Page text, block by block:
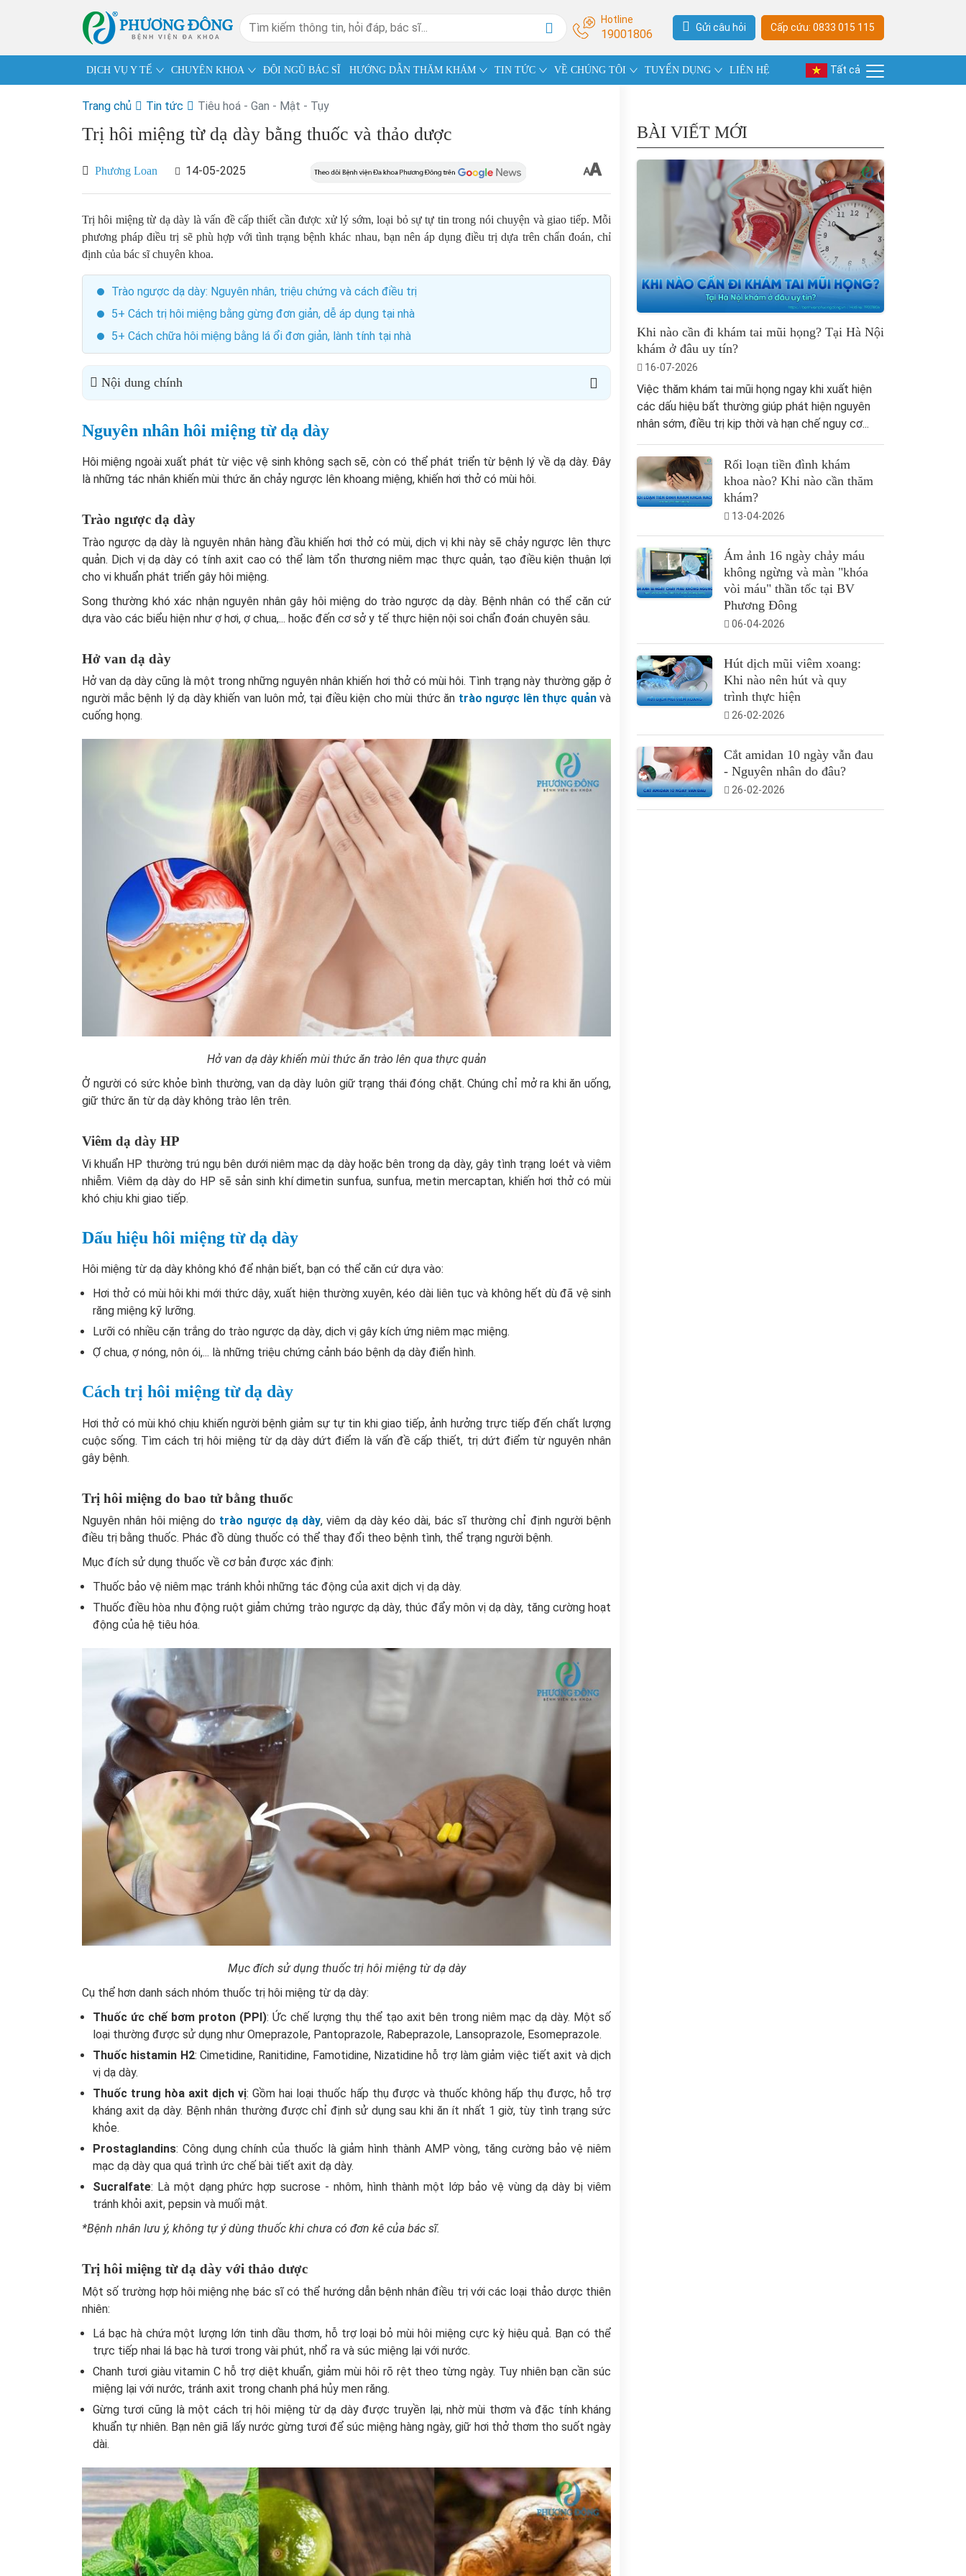
Hotline
19001806 Gửi câu hỏi Cấp cứu: 0833 015 115
DỊCH VỤ Y TẾ CHUYÊN KHOA ĐỘI NGŨ BÁC SĨ HƯỚNG DẪN THĂM KHÁM TIN TỨC VỀ CHÚNG TÔI TUYỂN DỤNG LIÊN HỆ Tất cả
Trang chủ Tin tức Tiêu hoá - Gan - Mật - Tụy
Trị hôi miệng từ dạ dày bằng thuốc và thảo dược
Phương Loan 14-05-2025
Trị hôi miệng từ dạ dày là vấn đề cấp thiết cần được xử lý sớm, loại bỏ sự tự tin trong nói chuyện và giao tiếp. Mỗi
phương pháp điều trị sẽ phù hợp với tình trạng bệnh khác nhau, bạn nên áp dụng điều trị dựa trên chẩn đoán, chỉ
định của bác sĩ chuyên khoa.
Trào ngược dạ dày: Nguyên nhân, triệu chứng và cách điều trị
5+ Cách trị hôi miệng bằng gừng đơn giản, dễ áp dụng tại nhà
5+ Cách chữa hôi miệng bằng lá ổi đơn giản, lành tính tại nhà
Nội dung chính
Nguyên nhân hôi miệng từ dạ dày
Hôi miệng ngoài xuất phát từ việc vệ sinh không sạch sẽ, còn có thể phát triển từ bệnh lý về dạ dày. Đây
là những tác nhân khiến mùi thức ăn chảy ngược lên khoang miệng, khiến hơi thở có mùi hôi.
Trào ngược dạ dày
Trào ngược dạ dày là nguyên nhân hàng đầu khiến hơi thở có mùi, dịch vị khi này sẽ chảy ngược lên thực
quản. Dịch vị dạ dày có tính axit cao có thể làm tổn thương niêm mạc thực quản, tạo điều kiện thuận lợi
cho vi khuẩn phát triển gây hôi miệng.
Song thường khó xác nhận nguyên nhân gây hôi miệng do trào ngược dạ dày. Bệnh nhân có thể căn cứ
dựa vào các biểu hiện như ợ hơi, ợ chua,... hoặc đến cơ sở y tế thực hiện nội soi chẩn đoán chuyên sâu.
Hở van dạ dày
Hở van dạ dày cũng là một trong những nguyên nhân khiến hơi thở có mùi hôi. Tình trạng này thường gặp ở
người mắc bệnh lý dạ dày khiến van luôn mở, tại điều kiện cho mùi thức ăn trào ngược lên thực quảnvà
cuống họng.
Hở van dạ dày khiến mùi thức ăn trào lên qua thực quản
Ở người có sức khỏe bình thường, van dạ dày luôn giữ trạng thái đóng chặt. Chúng chỉ mở ra khi ăn uống,
giữ thức ăn từ dạ dày không trào lên trên.
Viêm dạ dày HP
Vi khuẩn HP thường trú ngụ bên dưới niêm mạc dạ dày hoặc bên trong dạ dày, gây tình trạng loét và viêm
nhiễm. Viêm dạ dày do HP sẽ sản sinh khí dimetin sunfua, sunfua, metin mercaptan, khiến hơi thở có mùi
khó chịu khi giao tiếp.
Dấu hiệu hôi miệng từ dạ dày
Hôi miệng từ dạ dày không khó để nhận biết, bạn có thể căn cứ dựa vào:
Hơi thở có mùi hôi khi mới thức dậy, xuất hiện thường xuyên, kéo dài liên tục và không hết dù đã vệ sinh
răng miệng kỹ lưỡng.
Lưỡi có nhiều cặn trắng do trào ngược dạ dày, dịch vị gây kích ứng niêm mạc miệng.
Ợ chua, ợ nóng, nôn ói,... là những triệu chứng cảnh báo bệnh dạ dày điển hình.
Cách trị hôi miệng từ dạ dày
Hơi thở có mùi khó chịu khiến người bệnh giảm sự tự tin khi giao tiếp, ảnh hưởng trực tiếp đến chất lượng
cuộc sống. Tìm cách trị hôi miệng từ dạ dày dứt điểm là vấn đề cấp thiết, trị dứt điểm từ nguyên nhân
gây bệnh.
Trị hôi miệng do bao tử bằng thuốc
Nguyên nhân hôi miệng do trào ngược dạ dày, viêm dạ dày kéo dài, bác sĩ thường chỉ định người bệnh
điều trị bằng thuốc. Phác đồ dùng thuốc có thể thay đổi theo bệnh tình, thể trạng người bệnh.
Mục đích sử dụng thuốc về cơ bản được xác định:
Thuốc bảo vệ niêm mạc tránh khỏi những tác động của axit dịch vị dạ dày.
Thuốc điều hòa nhu động ruột giảm chứng trào ngược dạ dày, thúc đẩy môn vị dạ dày, tăng cường hoạt
động của hệ tiêu hóa.
Mục đích sử dụng thuốc trị hôi miệng từ dạ dày
Cụ thể hơn danh sách nhóm thuốc trị hôi miệng từ dạ dày:
Thuốc ức chế bơm proton (PPI): Ức chế lượng thụ thể tạo axit bên trong niêm mạc dạ dày. Một số
loại thường được sử dụng như Omeprazole, Pantoprazole, Rabeprazole, Lansoprazole, Esomeprazole.
Thuốc histamin H2: Cimetidine, Ranitidine, Famotidine, Nizatidine hỗ trợ làm giảm việc tiết axit và dịch
vị dạ dày.
Thuốc trung hòa axit dịch vị: Gồm hai loại thuốc hấp thụ được và thuốc không hấp thụ được, hỗ trợ
kháng axit dạ dày. Bệnh nhân thường được chỉ định sử dụng sau khi ăn ít nhất 1 giờ, tùy tình trạng sức
khỏe.
Prostaglandins: Công dụng chính của thuốc là giảm hình thành AMP vòng, tăng cường bảo vệ niêm
mạc dạ dày qua quá trình ức chế bài tiết axit dạ dày.
Sucralfate: Là một dạng phức hợp sucrose - nhôm, hình thành một lớp bảo vệ vùng dạ dày bị viêm
tránh khỏi axit, pepsin và muối mật.
*Bệnh nhân lưu ý, không tự ý dùng thuốc khi chưa có đơn kê của bác sĩ.
Trị hôi miệng từ dạ dày với thảo dược
Một số trường hợp hôi miệng nhẹ bác sĩ có thể hướng dẫn bệnh nhân điều trị với các loại thảo dược thiên
nhiên:
Lá bạc hà chứa một lượng lớn tinh dầu thơm, hỗ trợ loại bỏ mùi hôi miệng cực kỳ hiệu quả. Bạn có thể
trực tiếp nhai lá bạc hà tươi trong vài phút, nhổ ra và súc miệng lại với nước.
Chanh tươi giàu vitamin C hỗ trợ diệt khuẩn, giảm mùi hôi rõ rệt theo từng ngày. Tuy nhiên bạn cần súc
miệng lại với nước, tránh axit trong chanh phá hủy men răng.
Gừng tươi cũng là một cách trị hôi miệng từ dạ dày được truyền lại, nhờ mùi thơm và đặc tính kháng
khuẩn tự nhiên. Bạn nên giã lấy nước gừng tươi để súc miệng hàng ngày, giữ hơi thở thơm tho suốt ngày
dài.
BÀI VIẾT MỚI
Khi nào cần đi khám tai mũi họng? Tại Hà Nội
khám ở đâu uy tín?
16-07-2026
Việc thăm khám tai mũi họng ngay khi xuất hiện
các dấu hiệu bất thường giúp phát hiện nguyên
nhân sớm, điều trị kịp thời và hạn chế nguy cơ...
Rối loạn tiền đình khám
khoa nào? Khi nào cần thăm
khám?
13-04-2026
Ám ảnh 16 ngày chảy máu
không ngừng và màn "khóa
vòi máu" thần tốc tại BV
Phương Đông
06-04-2026
Hút dịch mũi viêm xoang:
Khi nào nên hút và quy
trình thực hiện
26-02-2026
Cắt amidan 10 ngày vẫn đau
- Nguyên nhân do đâu?
26-02-2026